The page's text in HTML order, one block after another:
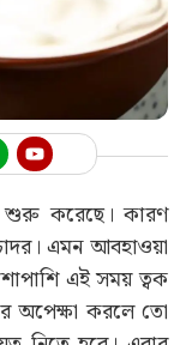
শুরু করেছে। কারণ
এমন আবহাওয়া
এই সময় ত্বক
অপেক্ষা করলে তো